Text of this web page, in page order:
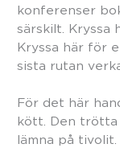
konferenser
särskilt. Kryssa
Kryssa här för
sista rutan
För det här
kött. Den trötta
lämna på